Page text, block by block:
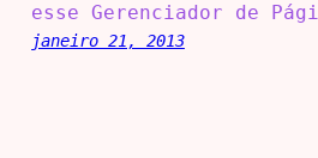
esse Gerenciador de
janeiro 21, 2013